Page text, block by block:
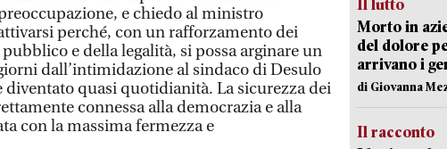
e chiedo al ministro
perché, con un rafforzamento dei
e della legalità, si possa arginare un
dall’intimidazione al sindaco di Desulo
quasi quotidianità. La sicurezza dei
connessa alla democrazia e alla
con la massima fermezza e
Il lutto
Morto in
del dolore
arrivano i
di Giovanna
Il racconto